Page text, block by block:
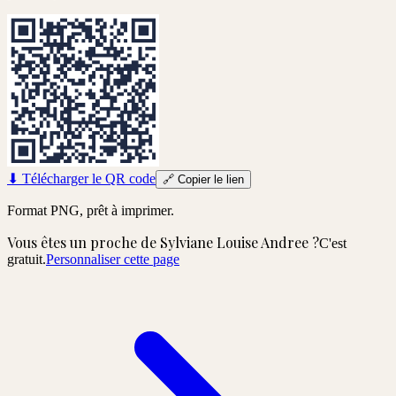
⬇ Télécharger le QR code 🔗 Copier le lien
Format PNG, prêt à imprimer.
Vous êtes un proche de Sylviane Louise Andree ?C'est
gratuit.Personnaliser cette page